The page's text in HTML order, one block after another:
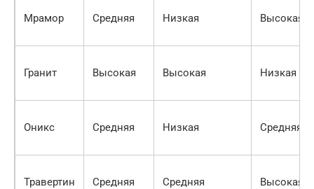
Мрамор Средняя Низкая Высокая
Гранит Высокая Высокая Низкая
Оникс Средняя Низкая Средняя
Травертин Средняя Средняя Высокая